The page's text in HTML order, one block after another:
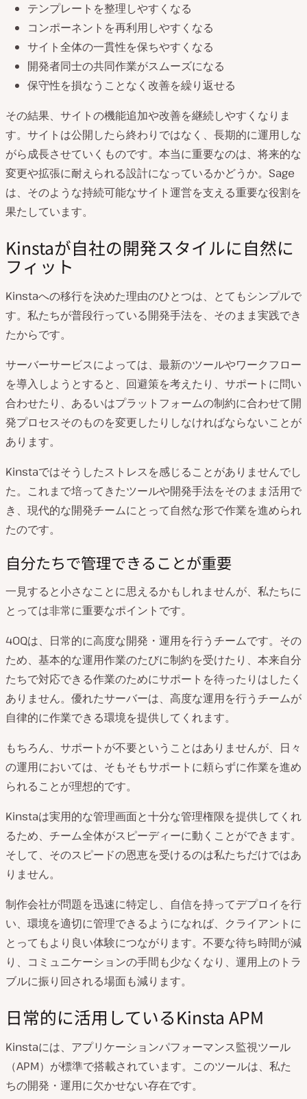
テンプレートを整理しやすくなる
コンポーネントを再利用しやすくなる
サイト全体の一貫性を保ちやすくなる
開発者同士の共同作業がスムーズになる
保守性を損なうことなく改善を繰り返せる
その結果、サイトの機能追加や改善を継続しやすくなりま
す。サイトは公開したら終わりではなく、長期的に運用しな
がら成長させていくものです。本当に重要なのは、将来的な
変更や拡張に耐えられる設計になっているかどうか。Sage
は、そのような持続可能なサイト運営を支える重要な役割を
果たしています。
Kinstaが自社の開発スタイルに自然に
フィット
Kinstaへの移行を決めた理由のひとつは、とてもシンプルで
す。私たちが普段行っている開発手法を、そのまま実践でき
たからです。
サーバーサービスによっては、最新のツールやワークフロー
を導入しようとすると、回避策を考えたり、サポートに問い
合わせたり、あるいはプラットフォームの制約に合わせて開
発プロセスそのものを変更したりしなければならないことが
あります。
Kinstaではそうしたストレスを感じることがありませんでし
た。これまで培ってきたツールや開発手法をそのまま活用で
き、現代的な開発チームにとって自然な形で作業を進められ
たのです。
自分たちで管理できることが重要
一見すると小さなことに思えるかもしれませんが、私たちに
とっては非常に重要なポイントです。
40Qは、日常的に高度な開発・運用を行うチームです。その
ため、基本的な運用作業のたびに制約を受けたり、本来自分
たちで対応できる作業のためにサポートを待ったりはしたく
ありません。優れたサーバーは、高度な運用を行うチームが
自律的に作業できる環境を提供してくれます。
もちろん、サポートが不要ということはありませんが、日々
の運用においては、そもそもサポートに頼らずに作業を進め
られることが理想的です。
Kinstaは実用的な管理画面と十分な管理権限を提供してくれ
るため、チーム全体がスピーディーに動くことができます。
そして、そのスピードの恩恵を受けるのは私たちだけではあ
りません。
制作会社が問題を迅速に特定し、自信を持ってデプロイを行
い、環境を適切に管理できるようになれば、クライアントに
とってもより良い体験につながります。不要な待ち時間が減
り、コミュニケーションの手間も少なくなり、運用上のトラ
ブルに振り回される場面も減ります。
日常的に活用しているKinsta APM
Kinstaには、アプリケーションパフォーマンス監視ツール
（APM）が標準で搭載されています。このツールは、私た
ちの開発・運用に欠かせない存在です。